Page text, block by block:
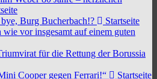
Burg Bucherbach!?
Startseite
wie vor insgesamt auf einem guten
für die Rettung der Borussia
Cooper gegen Ferrari!“
Startseite